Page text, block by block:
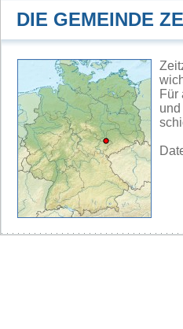
DIE GEMEINDE
Für